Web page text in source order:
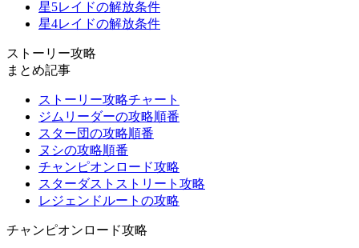
星5レイドの解放条件
星4レイドの解放条件
ストーリー攻略
まとめ記事
ストーリー攻略チャート
ジムリーダーの攻略順番
スター団の攻略順番
ヌシの攻略順番
チャンピオンロード攻略
スターダストストリート攻略
レジェンドルートの攻略
チャンピオンロード攻略